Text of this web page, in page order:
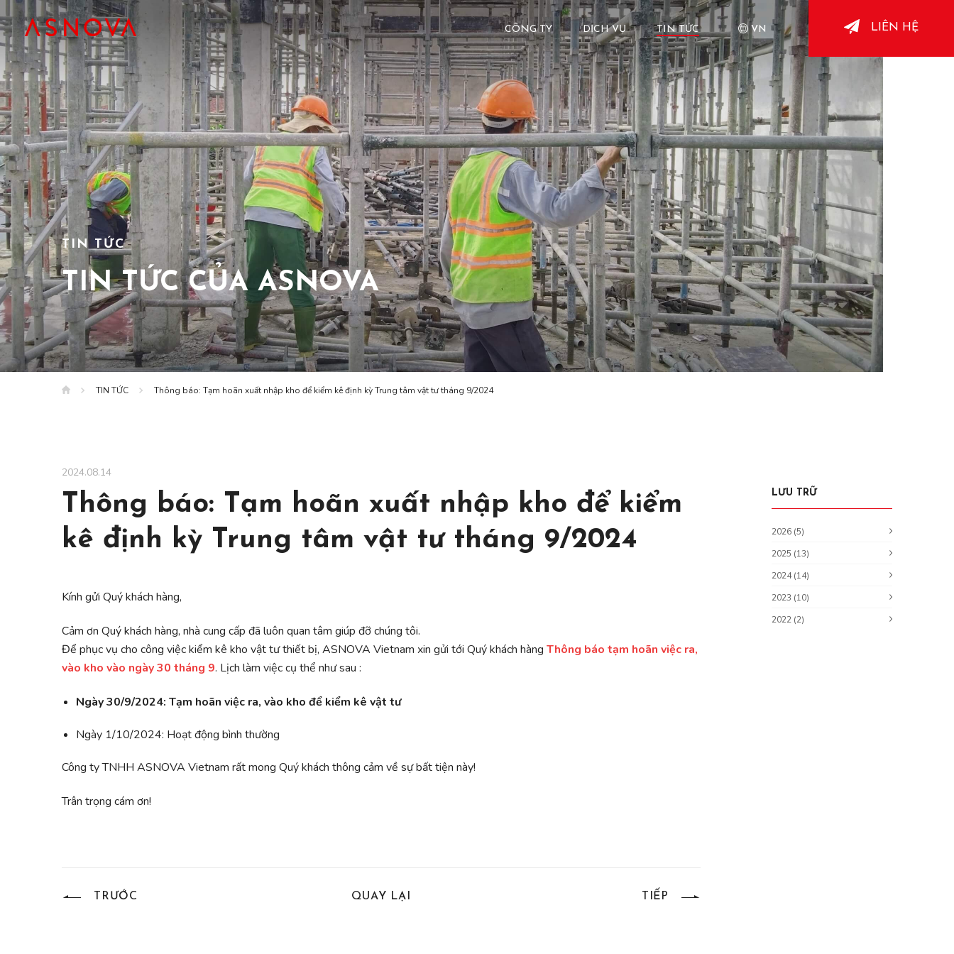
CÔNG TY DỊCH VỤ TIN TỨC VN LIÊN HỆ
TIN TỨC
TIN TỨC CỦA ASNOVA
TIN TỨC Thông báo: Tạm hoãn xuất nhập kho để kiểm kê định kỳ Trung tâm vật tư tháng 9/2024
2024.08.14
Thông báo: Tạm hoãn xuất nhập kho để kiểm
kê định kỳ Trung tâm vật tư tháng 9/2024
Kính gửi Quý khách hàng,
Cảm ơn Quý khách hàng, nhà cung cấp đã luôn quan tâm giúp đỡ chúng tôi.
Để phục vụ cho công việc kiểm kê kho vật tư thiết bị, ASNOVA Vietnam xin gửi tới Quý khách hàng Thông báo tạm hoãn việc ra,
vào kho vào ngày 30 tháng 9. Lịch làm việc cụ thể như sau :
Ngày 30/9/2024: Tạm hoãn việc ra, vào kho để kiểm kê vật tư
Ngày 1/10/2024: Hoạt động bình thường
Công ty TNHH ASNOVA Vietnam rất mong Quý khách thông cảm về sự bất tiện này!
Trân trọng cám ơn!
TRƯỚC QUAY LẠI TIẾP
LƯU TRỮ
2026 (5)
2025 (13)
2024 (14)
2023 (10)
2022 (2)